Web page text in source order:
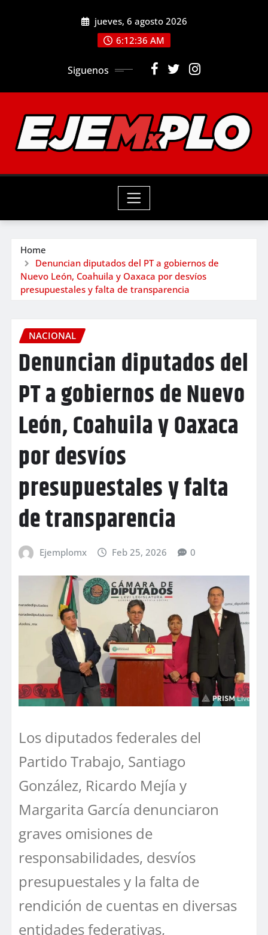
jueves, 6 agosto 2026
6:12:38 AM
Siguenos
Home
Denuncian diputados del PT a gobiernos de
Nuevo León, Coahuila y Oaxaca por desvíos
presupuestales y falta de transparencia
NACIONAL
Denuncian diputados del
PT a gobiernos de Nuevo
León, Coahuila y Oaxaca
por desvíos
presupuestales y falta
de transparencia
Ejemplomx Feb 25, 2026 0
Los diputados federales del
Partido Trabajo, Santiago
González, Ricardo Mejía y
Margarita García denunciaron
graves omisiones de
responsabilidades, desvíos
presupuestales y la falta de
rendición de cuentas en diversas
entidades federativas,